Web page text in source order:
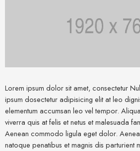
Lorem ipsum dolor sit amet, consectetur
ipsum dosectetur adipisicing elit at leo
elementum accumsan leo vel tempor.
viverra quis at felis et netus et malesuada
Aenean commodo ligula eget dolor.
natoque penatibus et magnis dis parturient